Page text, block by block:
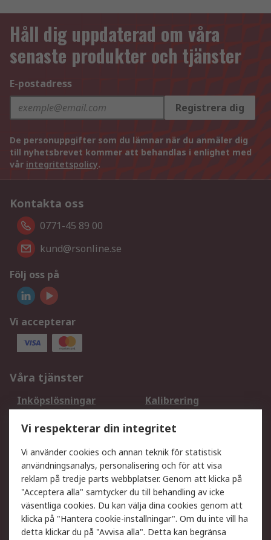
Håll dig uppdaterad om våra
senaste produkter och tjänster
E-postadress
Registrera dig
De personuppgifter som du lämnar när du anmäler dig
till nyhetsbrevet kommer att behandlas i enlighet med
vår integritetspolicy.
Kontakta oss
0771-45 89 00
kund@rsonline.se
Följ oss på
Vi accepterar
Våra tjänster
Inköpslösningar
Kalibrering
DesignSpark
Teknisk Support
Ditt lokala säljteam
Exportlösningar
Support
Få hjälp
Retur av varor
Leverans
Spåra din order
Vi respekterar din integritet
Vi använder cookies och annan teknik för statistisk
användningsanalys, personalisering och för att visa
reklam på tredje parts webbplatser. Genom att klicka på
"Acceptera alla" samtycker du till behandling av icke
väsentliga cookies. Du kan välja dina cookies genom att
klicka på "Hantera cookie-inställningar". Om du inte vill ha
detta klickar du på "Avvisa alla". Detta kan begränsa